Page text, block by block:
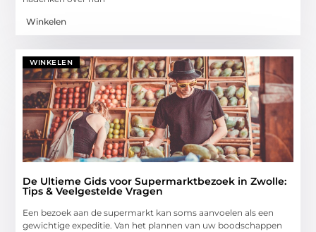
Winkelen
WINKELEN
De Ultieme Gids voor Supermarktbezoek in Zwolle:
Tips & Veelgestelde Vragen
Een bezoek aan de supermarkt kan soms aanvoelen als een
gewichtige expeditie. Van het plannen van uw boodschappen